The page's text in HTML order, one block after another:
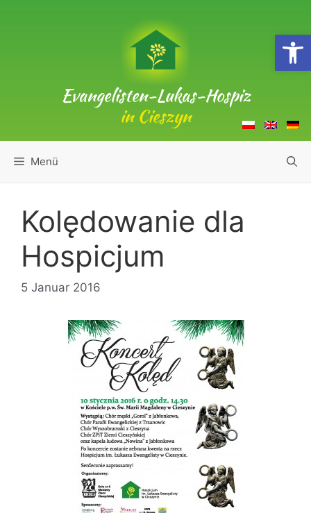
Evangelisten-Lukas-Hospiz
in Cieszyn
Menü
Kolędowanie dla
Hospicjum
5 Januar 2016